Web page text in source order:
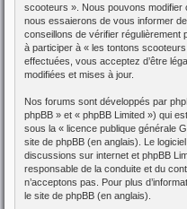
scooteurs ». Nous pouvons modifier
nous essaierons de vous informer
conseillons de vérifier régulièrement
à participer à « les tontons
effectuées, vous acceptez d’être
modifiées et mises à jour.
Nos forums sont développés par
phpBB » et « phpBB Limited ») qui
sous la « licence publique générale
site de phpBB (en anglais). Le
discussions sur internet et phpBB
responsable de la conduite et du
n’acceptons pas. Pour plus
le site de phpBB (en anglais).